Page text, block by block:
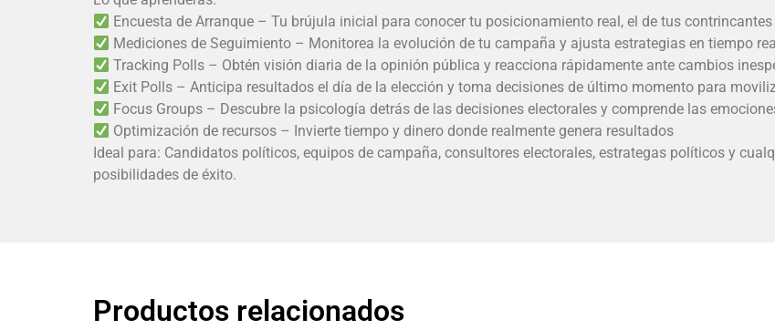
Encuesta de Arranque – Tu brújula inicial para conocer tu posicionamiento real, el de tus
Mediciones de Seguimiento – Monitorea la evolución de tu campaña y ajusta estrategias en tiempo
Tracking Polls – Obtén visión diaria de la opinión pública y reacciona rápidamente ante cambios
Exit Polls – Anticipa resultados el día de la elección y toma decisiones de último momento para
Focus Groups – Descubre la psicología detrás de las decisiones electorales y comprende las
Optimización de recursos – Invierte tiempo y dinero donde realmente genera resultados
Ideal para: Candidatos políticos, equipos de campaña, consultores electorales, estrategas políticos y
posibilidades de éxito.
Productos relacionados